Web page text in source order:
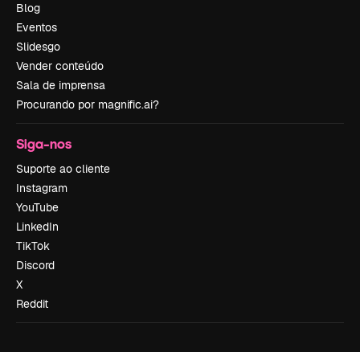
Blog
Eventos
Slidesgo
Vender conteúdo
Sala de imprensa
Procurando por magnific.ai?
Siga-nos
Suporte ao cliente
Instagram
YouTube
LinkedIn
TikTok
Discord
X
Reddit